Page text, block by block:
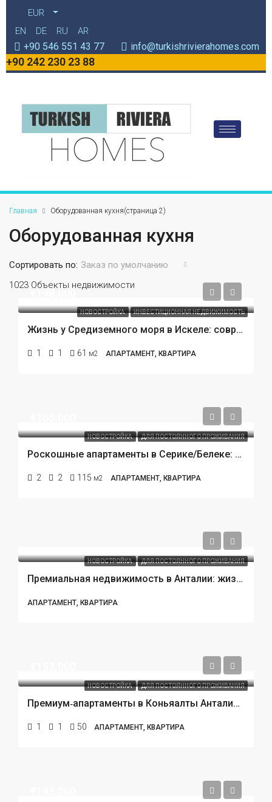
EUR
EN
DE RU AR
+90 546 551 43 77 info@turkishrivierahomes.com
+90 242 230 23 88
Главная Оборудованная кухня(страница 2)
Оборудованная кухня
1023 Объекты недвижимости
Сортировать по: Заказ по умолчанию
НОВОСТРОЙКА ИНВЕСТИЦИОННАЯ НЕДВИЖИМОСТЬ
Жизнь у Средиземного моря в Искеле: современный «умный» жилой комплекс с премиальной инфраструктурой
1 1 61 м2 АПАРТАМЕНТ, КВАРТИРА
НОВОСТРОЙКА ДЛЯ ПОСТОЯННОГО ПРОЖИВАНИЯ
Роскошные апартаменты в Серике/Белеке: стиль, комфорт и идеальное расположение для жизни и инвестиций
2 2 115 м2 АПАРТАМЕНТ, КВАРТИРА
НОВОСТРОЙКА ДЛЯ ПОСТОЯННОГО ПРОЖИВАНИЯ
Премиальная недвижимость в Анталии: жизнь у моря в идеальном балансе комфорта и безопасности
АПАРТАМЕНТ, КВАРТИРА
НОВОСТРОЙКА ДЛЯ ПОСТОЯННОГО ПРОЖИВАНИЯ
Премиум‑апартаменты в Коньяалты Анталия: жизнь у моря с полным спектром удобств
1 1 50 АПАРТАМЕНТ, КВАРТИРА